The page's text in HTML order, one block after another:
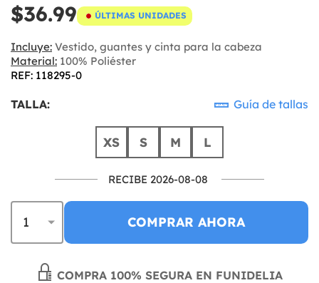
$36.99 ÚLTIMAS UNIDADES
Incluye: Vestido, guantes y cinta para la cabeza
Material: 100% Poliéster
REF: 118295-0
TALLA: Guía de tallas
XS S M L
RECIBE 2026-08-08
COMPRAR AHORA
COMPRA 100% SEGURA EN FUNIDELIA